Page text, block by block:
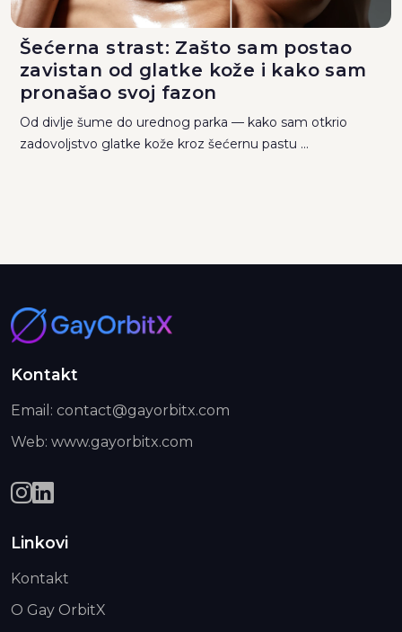
Šećerna strast: Zašto sam postao
zavistan od glatke kože i kako sam
pronašao svoj fazon
Od divlje šume do urednog parka — kako sam otkrio
zadovoljstvo glatke kože kroz šećernu pastu ...
Kontakt
Email: contact@gayorbitx.com
Web: www.gayorbitx.com
Linkovi
Kontakt
O Gay OrbitX